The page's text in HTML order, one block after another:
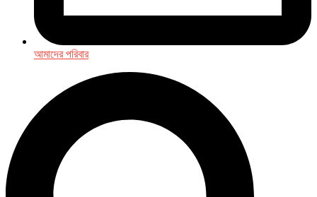
আমাদের পরিবার